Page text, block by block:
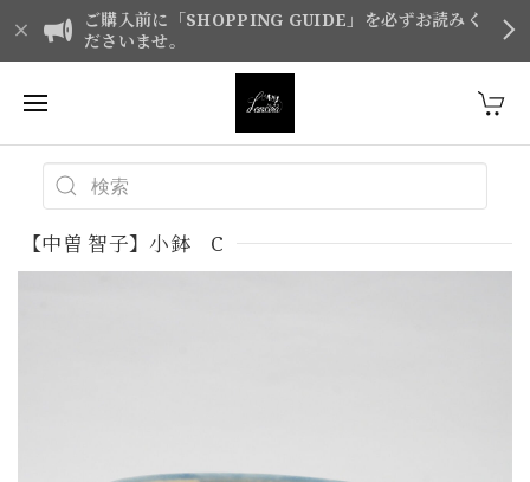
ご購入前に「SHOPPING GUIDE」を必ずお読みく
ださいませ。
【中曽 智子】小鉢 C